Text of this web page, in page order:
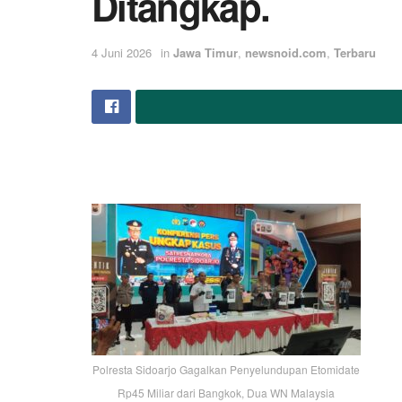
4 Juni 2026 in Jawa Timur, newsnoid.com, Terbaru
Polresta Sidoarjo Gagalkan Penyelundupan Etomidate
Rp45 Miliar dari Bangkok, Dua WN Malaysia